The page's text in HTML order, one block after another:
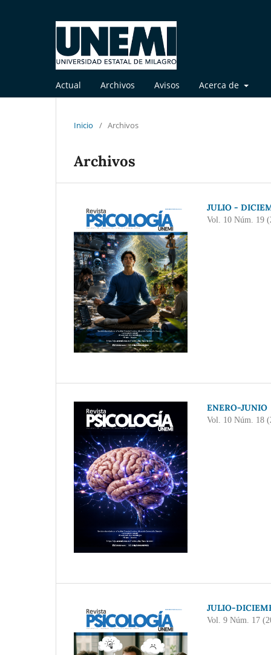
Actual Archivos Avisos Acerca de
Inicio / Archivos
Archivos
JULIO -
Vol. 10 Núm. 19
ENERO-JUNIO
Vol. 10 Núm. 18
JULIO-
Vol. 9 Núm. 17